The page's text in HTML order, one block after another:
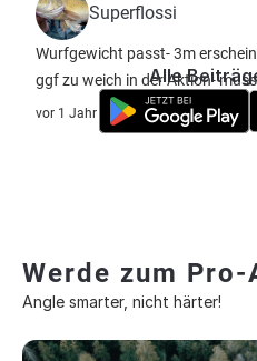
Superflossi
Wurfgewicht passt- 3m
ggf zu weich in der Aktion-
vor 1 Jahr
Alle
Werde zum Pro-
Angle smarter, nicht härter!